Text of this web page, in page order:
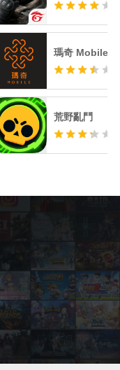
瑪奇 Mobile
荒野亂鬥